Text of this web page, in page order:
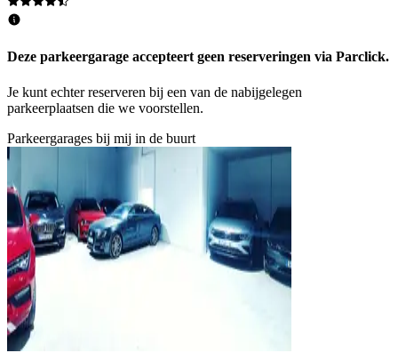
Deze parkeergarage accepteert geen reserveringen via Parclick.
Je kunt echter reserveren bij een van de nabijgelegen
parkeerplaatsen die we voorstellen.
Parkeergarages bij mij in de buurt